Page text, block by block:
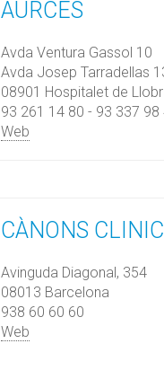
AURCES
Avda Ventura Gassol 10
Avda Josep Tarradellas
08901 Hospitalet de
93 261 14 80 - 93 337 98
Web
CÀNONS
Avinguda Diagonal, 354
08013 Barcelona
938 60 60 60
Web